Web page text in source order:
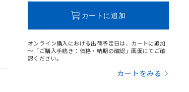
カートに追加
オンライン購入における出荷予定日は、カートに追加
～「ご購入手続き：価格・納期の確認」画面にてご確
認ください。
カートをみる